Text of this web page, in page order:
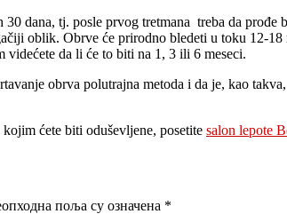
dana, tj. posle prvog tretmana treba da
oblik. Obrve će prirodno bledeti u toku 12-
videćete da li će to biti na 1, 3 ili 6 meseci.
obrva polutrajna metoda i da je, kao
ćete biti oduševljene, posetite salon lepote
поља су означена *